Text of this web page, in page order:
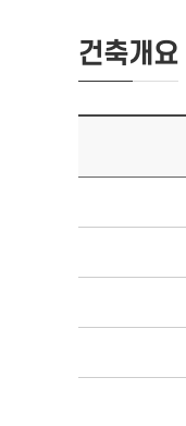
건축개요